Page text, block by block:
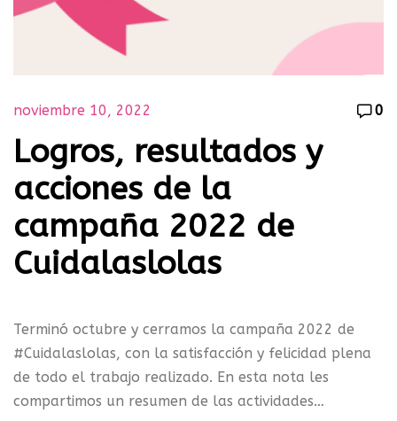
noviembre 10, 2022 0
Logros, resultados y
acciones de la
campaña 2022 de
Cuidalaslolas
Terminó octubre y cerramos la campaña 2022 de
#Cuidalaslolas, con la satisfacción y felicidad plena
de todo el trabajo realizado. En esta nota les
compartimos un resumen de las actividades…